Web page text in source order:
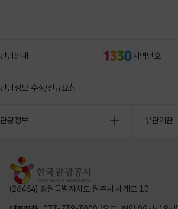
관광안내 지역번호
관광정보 수정/신규요청
관광정보 유관기관
(26464) 강원특별자치도 원주시 세계로 10